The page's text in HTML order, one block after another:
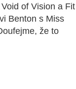
of Vision a Fit
Benton s Miss
že to